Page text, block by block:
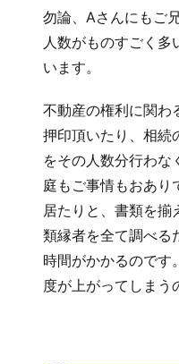
勿論、Aさんにもご
人数がものすごく多
います。
不動産の権利に関わ
押印頂いたり、相続
をその人数分行わな
庭もご事情もおあり
居たりと、書類を揃
類縁者を全て調べる
時間がかかるのです
度が上がってしまう